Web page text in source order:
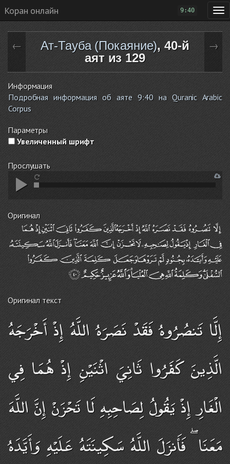
Коран онлайн 9:40
← Ат-Тауба (Покаяние), 40-й
аят из 129
→
Информация
Подробная информация об аяте 9:40 на Quranic Arabic
Corpus
Параметры
Увеличенный шрифт
Прослушать
Оригинал
Оригинал текст
إِلَّا تَنصُرُوهُ فَقَدْ نَصَرَهُ اللَّهُ إِذْ أَخْرَجَهُ
الَّذِينَ كَفَرُوا ثَانِيَ اثْنَيْنِ إِذْ هُمَا فِي
الْغَارِ إِذْ يَقُولُ لِصَاحِبِهِ لَا تَحْزَنْ إِنَّ اللَّهَ
مَعَنَا ۖ فَأَنزَلَ اللَّهُ سَكِينَتَهُ عَلَيْهِ وَأَيَّدَهُ